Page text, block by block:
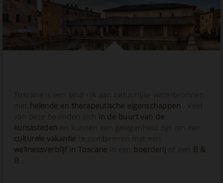
Toscane is een land rijk aan natuurlijke waterbronnen
met helende en therapeutische eigenschappen . Veel
van deze bevinden zich in de buurt van de
kunststeden en kunnen een gelegenheid zijn om een
culturele vakantie te combineren met een
wellnessverblijf in Toscane in een boerderij of een B &
B